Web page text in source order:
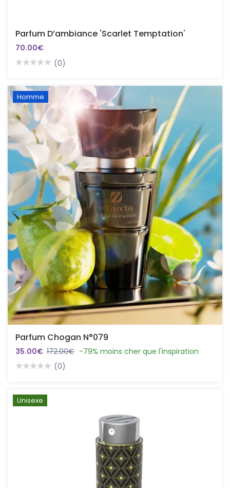
Parfum D’ambiance 'Scarlet Temptation'
70.00€
(0)
Homme
Parfum Chogan N°079
35.00€ 172.00€ -79% moins cher que l'inspiration
(0)
Unisexe